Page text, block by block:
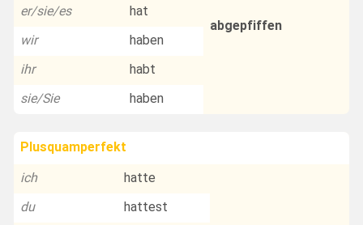
abgepfiffen
er/sie/es
hat
wir
haben
ihr
habt
sie/Sie
haben
Plusquamperfekt
ich
hatte
du
hattest